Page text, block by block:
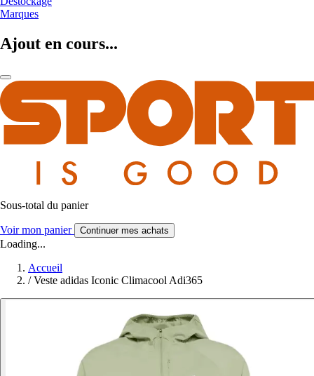
Marques
Ajout en cours...
Sous-total du panier
Voir mon panier Continuer mes achats
Loading...
Accueil
/ Veste adidas Iconic Climacool Adi365